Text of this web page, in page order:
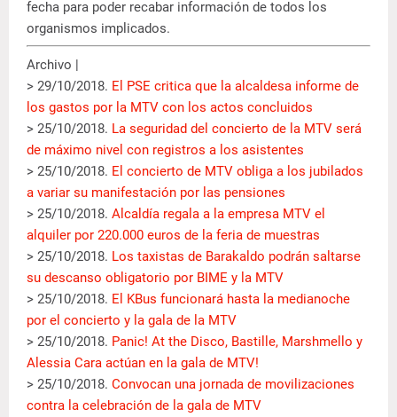
fecha para poder recabar información de todos los
organismos implicados.
Archivo |
> 29/10/2018. El PSE critica que la alcaldesa informe de
los gastos por la MTV con los actos concluidos
> 25/10/2018. La seguridad del concierto de la MTV será
de máximo nivel con registros a los asistentes
> 25/10/2018. El concierto de MTV obliga a los jubilados
a variar su manifestación por las pensiones
> 25/10/2018. Alcaldía regala a la empresa MTV el
alquiler por 220.000 euros de la feria de muestras
> 25/10/2018. Los taxistas de Barakaldo podrán saltarse
su descanso obligatorio por BIME y la MTV
> 25/10/2018. El KBus funcionará hasta la medianoche
por el concierto y la gala de la MTV
> 25/10/2018. Panic! At the Disco, Bastille, Marshmello y
Alessia Cara actúan en la gala de MTV!
> 25/10/2018. Convocan una jornada de movilizaciones
contra la celebración de la gala de MTV